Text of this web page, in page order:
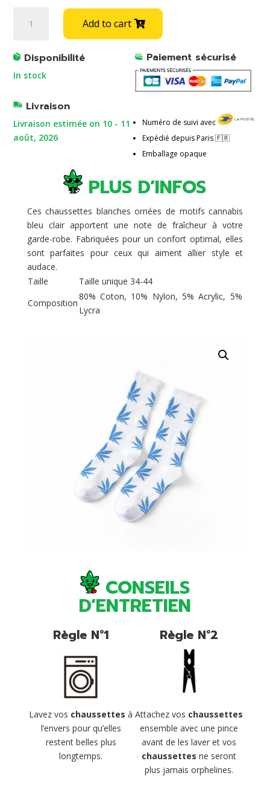
Add to cart
e
r
n
i
v
e
Disponibilité
In stock
Livraison
Livraison estimée on 10 - 11
août, 2026
Paiement sécurisé
Numéro de suivi avec
Expédié depuis Paris 🇫🇷
Emballage opaque
PLUS D’INFOS
Ces chaussettes blanches ornées de motifs cannabis
bleu clair apportent une note de fraîcheur à votre
garde-robe. Fabriquées pour un confort optimal, elles
sont parfaites pour ceux qui aiment allier style et
audace.
Taille
Taille unique 34-44
Composition
80% Coton, 10% Nylon, 5% Acrylic, 5%
Lycra
CONSEILS
D’ENTRETIEN
Règle N°1
Lavez vos chaussettes à
l’envers pour qu’elles
restent belles plus
longtemps.
Règle N°2
Attachez vos chaussettes
ensemble avec une pince
avant de les laver et vos
chaussettes ne seront
plus jamais orphelines.